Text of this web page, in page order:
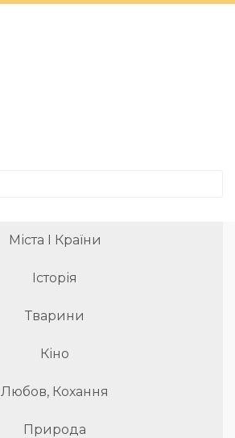
Міста І Країни
Історія
Тварини
Кіно
Любов, Кохання
Природа